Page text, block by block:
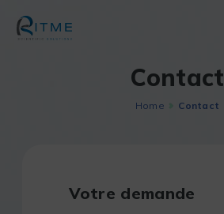
content
Contact
Home Contact
Votre demande